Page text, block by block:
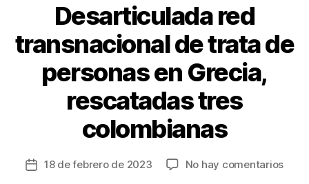
Desarticulada red
transnacional de trata de
personas en Grecia,
rescatadas tres
colombianas
Fecha18 de febrero de 2023 No hay comentariosen